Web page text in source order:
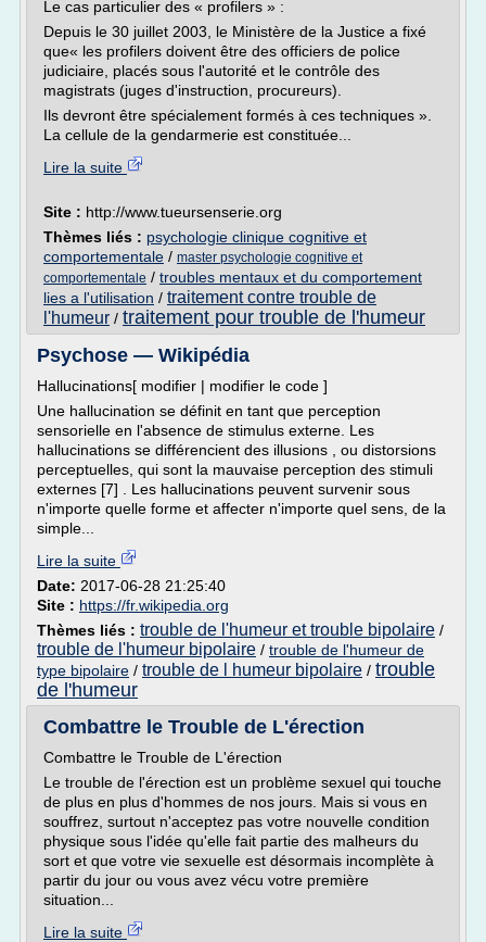
Le cas particulier des « profilers » :
Depuis le 30 juillet 2003, le Ministère de la Justice a fixé
que« les profilers doivent être des officiers de police
judiciaire, placés sous l'autorité et le contrôle des
magistrats (juges d'instruction, procureurs).
Ils devront être spécialement formés à ces techniques ».
La cellule de la gendarmerie est constituée...
Lire la suite
Site : http://www.tueursenserie.org
Thèmes liés : psychologie clinique cognitive et
comportementale / master psychologie cognitive et
comportementale / troubles mentaux et du comportement
lies a l'utilisation / traitement contre trouble de
l'humeur / traitement pour trouble de l'humeur
Psychose — Wikipédia
Hallucinations[ modifier | modifier le code ]
Une hallucination se définit en tant que perception
sensorielle en l'absence de stimulus externe. Les
hallucinations se différencient des illusions , ou distorsions
perceptuelles, qui sont la mauvaise perception des stimuli
externes [7] . Les hallucinations peuvent survenir sous
n'importe quelle forme et affecter n'importe quel sens, de la
simple...
Lire la suite
Date: 2017-06-28 21:25:40
Site : https://fr.wikipedia.org
Thèmes liés : trouble de l'humeur et trouble bipolaire /
trouble de l'humeur bipolaire / trouble de l'humeur de
type bipolaire / trouble de l humeur bipolaire / trouble
de l'humeur
Combattre le Trouble de L'érection
Combattre le Trouble de L'érection
Le trouble de l'érection est un problème sexuel qui touche
de plus en plus d'hommes de nos jours. Mais si vous en
souffrez, surtout n'acceptez pas votre nouvelle condition
physique sous l'idée qu'elle fait partie des malheurs du
sort et que votre vie sexuelle est désormais incomplète à
partir du jour ou vous avez vécu votre première
situation...
Lire la suite